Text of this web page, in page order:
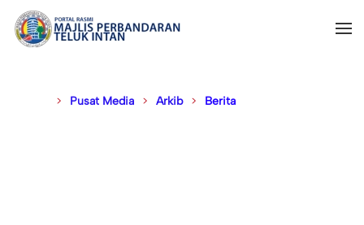
Pusat Media Arkib Berita